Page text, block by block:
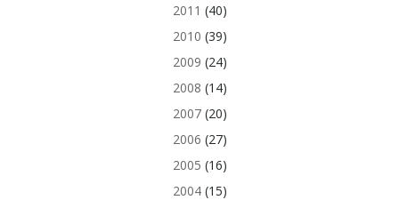
2011 (40)
2010 (39)
2009 (24)
2008 (14)
2007(20)
2006 (27)
2005 (16)
2004(15)